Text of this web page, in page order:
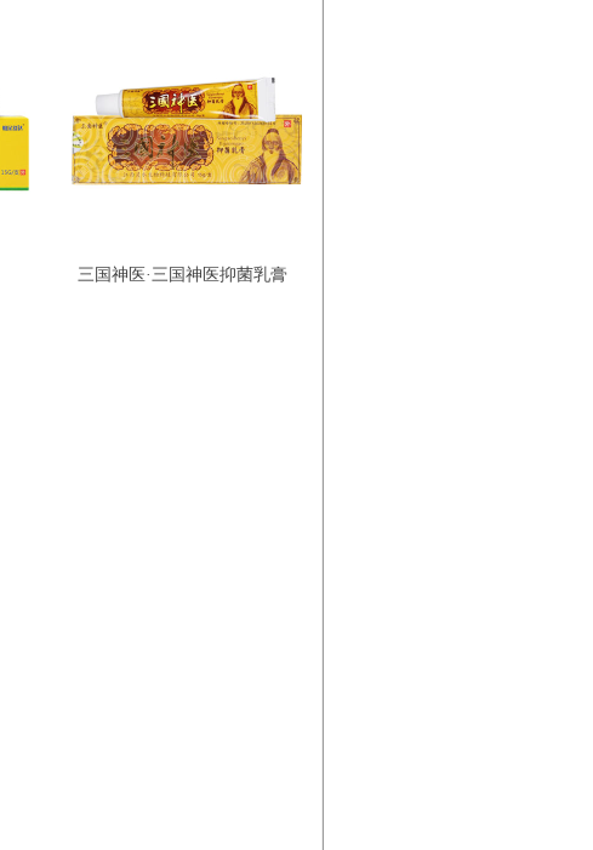
三国神医·三国神医抑菌乳膏